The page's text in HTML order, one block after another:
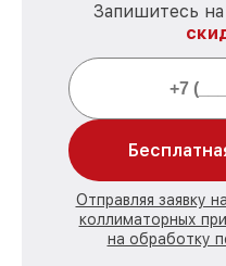
Запишитесь
Отправляя заявку
коллиматорных
на обработку